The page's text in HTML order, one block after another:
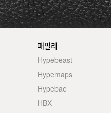
패밀리
Hypebeast
Hypemaps
Hypebae
HBX